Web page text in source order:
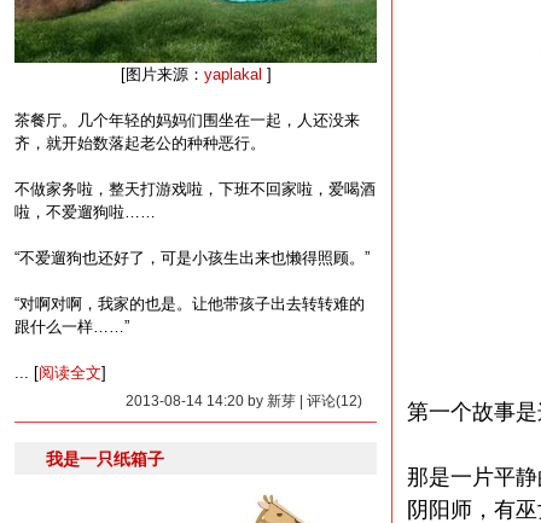
[图片来源： yaplakal ]
茶餐厅。几个年轻的妈妈们围坐在一起，人还没来
齐，就开始数落起老公的种种恶行。
不做家务啦，整天打游戏啦，下班不回家啦，爱喝酒
啦，不爱遛狗啦……
“不爱遛狗也还好了，可是小孩生出来也懒得照顾。”
“对啊对啊，我家的也是。让他带孩子出去转转难的
跟什么一样……”
... [阅读全文]
2013-08-14 14:20 by 新芽 | 评论(12)
我是一只纸箱子
第一个故事
那是一片平
阴阳师，有